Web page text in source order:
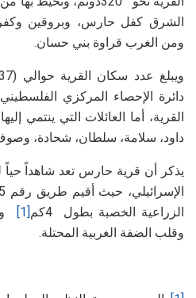
الشرق كفل حارس، وبروقين
ومن الغرب قراوة بني حسان.
القرية، أما العائلات التي ينتمي
داود، سلامة، سلطان، شحادة،
يذكر أن قرية حارس تعد شاهداً حياً
الزراعية الخصبة بطول 4كم
وقلب الضفة الغربية المحتلة.